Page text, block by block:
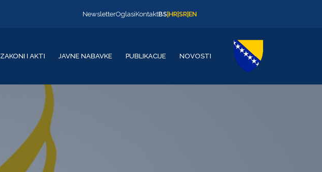
NewsletterOglasiKontaktBS HR SR EN
ZAKONI I AKTI JAVNE NABAVKE PUBLIKACIJE NOVOSTI